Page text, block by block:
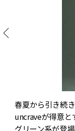
春夏から引き続
uncraveが得意と